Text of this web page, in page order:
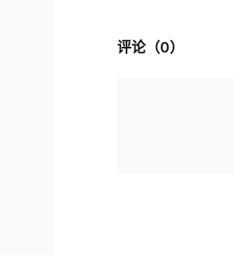
评论（0）